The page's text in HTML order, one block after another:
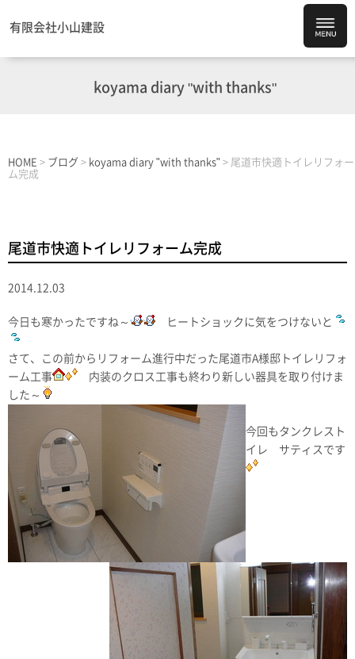
有限会社小山建設
koyama diary "with thanks"
HOME > ブログ > koyama diary "with thanks" > 尾道市快適トイレリフォー
ム完成
尾道市快適トイレリフォーム完成
2014.12.03
今日も寒かったですね～ ヒートショックに気をつけないと
さて、この前からリフォーム進行中だった尾道市A様邸トイレリフォ
ーム工事
内装のクロス工事も終わり新しい器具を取り付けま
した～
今回もタンクレスト
イレ サティスです